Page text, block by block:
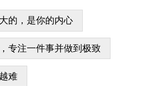
的，是你的内心
专注一件事并做到极致
难